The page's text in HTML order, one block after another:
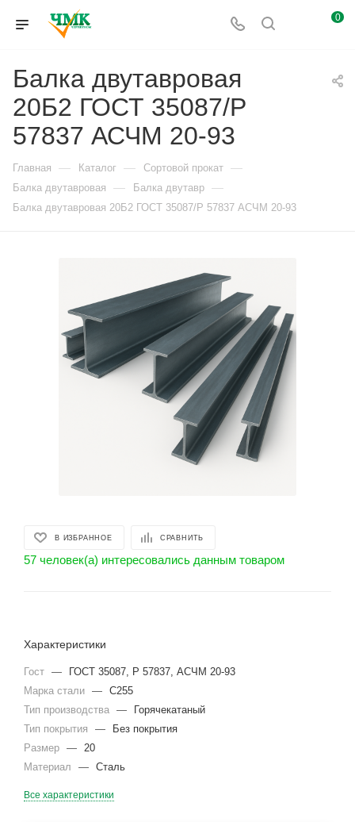
0
Балка двутавровая
20Б2 ГОСТ 35087/Р
57837 АСЧМ 20-93
Главная — Каталог — Сортовой прокат —
Балка двутавровая — Балка двутавр —
Балка двутавровая 20Б2 ГОСТ 35087/Р 57837 АСЧМ 20-93
В ИЗБРАННОЕ СРАВНИТЬ
57 человек(а) интересовались данным товаром
Характеристики
Гост —
ГОСТ 35087, Р 57837, АСЧМ 20-93
Марка стали — С255
Тип производства —
Горячекатаный
Тип покрытия
—
Без покрытия
Размер — 20
Материал
— Сталь
Все характеристики